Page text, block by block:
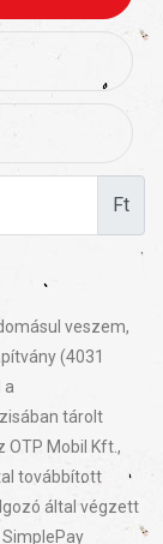
Ft
veszem,
(4031
a
tárolt
Mobil Kft.,
továbbított
által végzett